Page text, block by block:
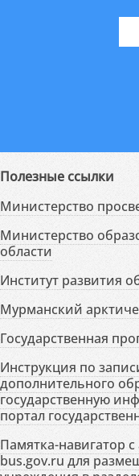
Полезные ссылки
Министерство
Министерство
области
Институт развития
Мурманский
Государственная
Инструкция по
дополнительного
государственную
портал
Памятка-навигатор
bus.gov.ru для